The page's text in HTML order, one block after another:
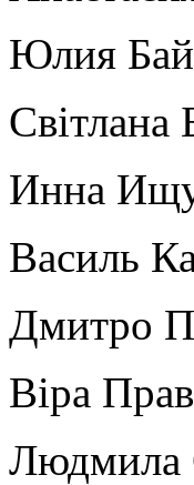
Юлия
Світлана
Инна
Василь
Дмитро
Віра
Людмила